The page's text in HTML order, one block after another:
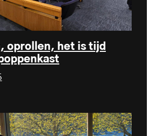
oprollen, het is tijd